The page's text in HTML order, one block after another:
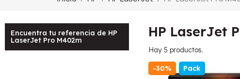
Encuentra tu referencia de HP
LaserJet Pro M402m
HP LaserJet
Hay 5 productos.
-30% Pack